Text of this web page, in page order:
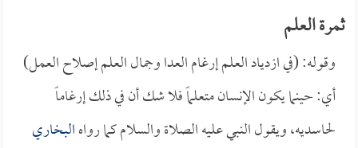
ثمرة العلم
وقوله: (في ازدياد العلم إرغام العدا وجمال العلم إصلاح العمل)
أي: حينما يكون الإنسان متعلماً فلا شك أن في ذلك إرغاماً
لحاسديه، ويقول النبي عليه الصلاة والسلام كما رواهالبخاري